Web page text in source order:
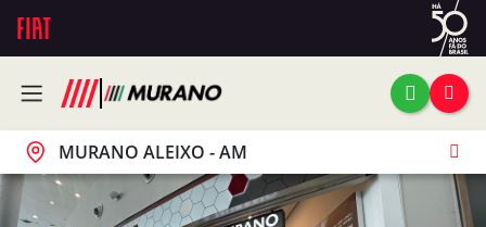
MURANO ALEIXO - AM